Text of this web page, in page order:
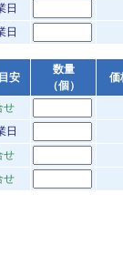
日
日
安
数量
（個）
価
せ
日
せ
せ